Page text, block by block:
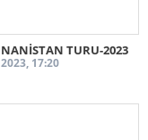
TURU-2023
17:20